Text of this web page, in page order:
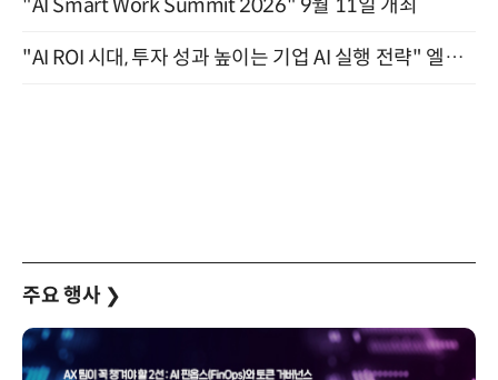
"AI Smart Work Summit 2026" 9월 11일 개최
"AI ROI 시대, 투자 성과 높이는 기업 AI 실행 전략" 엘타워 6층 (9월 18일)
주요 행사 ❯